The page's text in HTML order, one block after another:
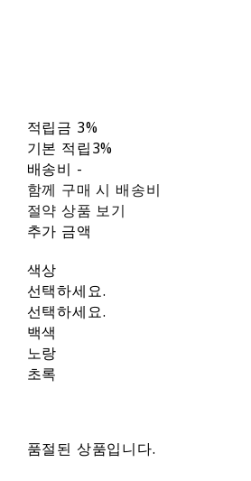
적립금 3%
기본 적립3%
배송비 -
함께 구매 시 배송비
절약 상품 보기
추가 금액
색상
선택하세요.
선택하세요.
백색
노랑
초록
품절된 상품입니다.